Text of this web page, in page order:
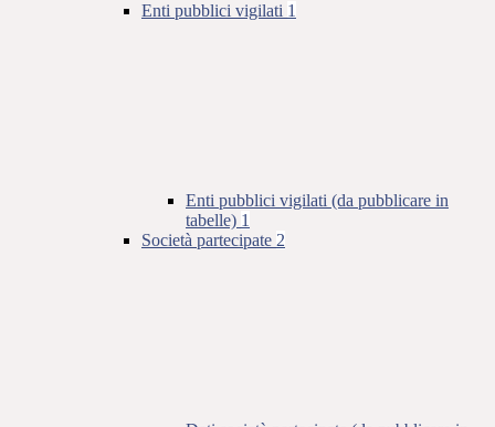
Enti pubblici vigilati 1
Enti pubblici vigilati (da pubblicare in
tabelle) 1
Società partecipate 2